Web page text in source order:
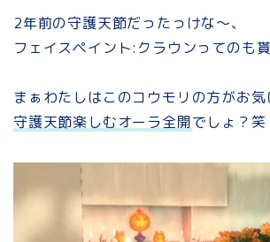
2年前の守護天節だったっけな～、
フェイスペイント:クラウンってのも
まぁわたしはこのコウモリの方がお
守護天節楽しむオーラ全開でしょ？笑